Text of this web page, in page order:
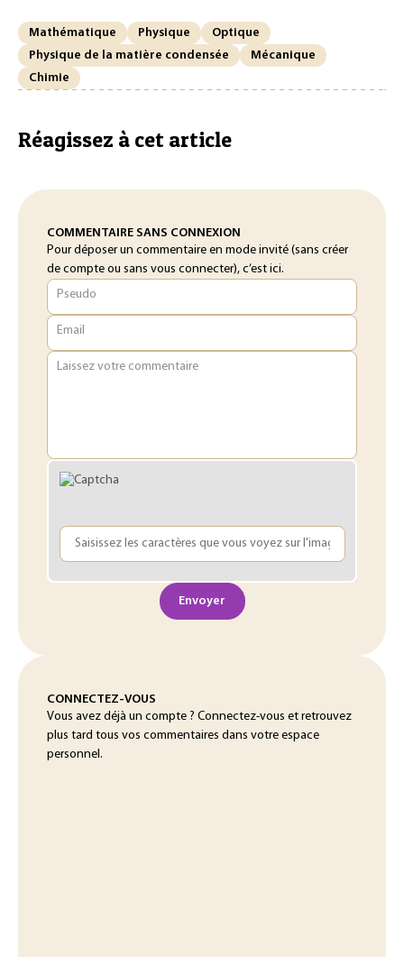
Mathématique Physique
Optique
Physique de la matière condensée
Mécanique
Chimie
Réagissez à cet article
COMMENTAIRE SANS CONNEXION
Pour déposer un commentaire en mode invité (sans créer
de compte ou sans vous connecter), c’est ici.
Pseudo
Email
Laissez votre commentaire
Envoyer
CONNECTEZ-VOUS
Vous avez déjà un compte ? Connectez-vous et retrouvez
plus tard tous vos commentaires dans votre espace
personnel.